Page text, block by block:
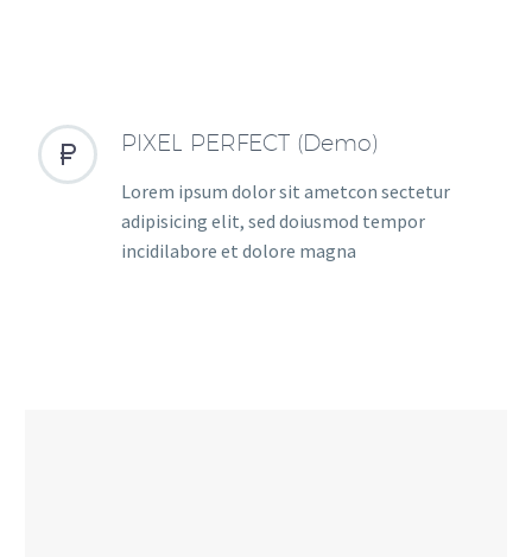

 PIXEL PERFECT (Demo)
Lorem ipsum dolor sit ametcon sectetur
adipisicing elit, sed doiusmod tempor
incidilabore et dolore magna